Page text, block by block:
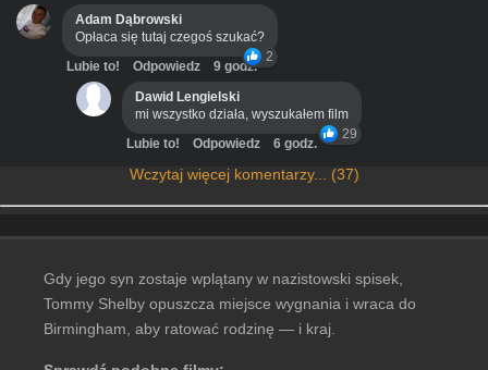
Adam Dąbrowski
Opłaca się tutaj czegoś szukać?
2
Lubie to! Odpowiedz
9 godz.
Dawid Lengielski
mi wszystko działa, wyszukałem film
29
Lubie to! Odpowiedz 6 godz.
Wczytaj więcej komentarzy... (37)
Gdy jego syn zostaje wplątany w nazistowski spisek,
Tommy Shelby opuszcza miejsce wygnania i wraca do
Birmingham, aby ratować rodzinę — i kraj.